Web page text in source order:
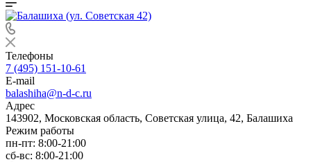
Телефоны
7 (495) 151-10-61
E-mail
balashiha@n-d-c.ru
Адрес
143902, Московская область, Советская улица, 42, Балашиха
Режим работы
пн-пт: 8:00-21:00
сб-вс: 8:00-21:00